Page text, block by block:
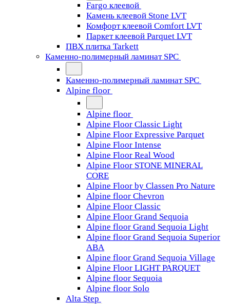
Fargo клеевой
Камень клеевой Stone LVT
Комфорт клеевой Comfort LVT
Паркет клеевой Parquet LVT
ПВХ плитка Tarkett
Каменно-полимерный ламинат SPC
Каменно-полимерный ламинат SPC
Alpine floor
Alpine floor
Alpine Floor Classic Light
Alpine Floor Expressive Parquet
Alpine Floor Intense
Alpine Floor Real Wood
Alpine Floor STONE MINERAL
CORE
Alpine Floor by Classen Pro Nature
Alpine floor Chevron
Alpine Floor Classic
Alpine Floor Grand Sequoia
Alpine floor Grand Sequoia Light
Alpine floor Grand Sequoia Superior
ABA
Alpine floor Grand Sequoia Village
Alpine Floor LIGHT PARQUET
Alpine floor Sequoia
Alpine floor Solo
Alta Step